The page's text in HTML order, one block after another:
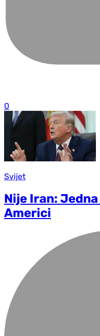
0
Svijet
Nije Iran:
Americi